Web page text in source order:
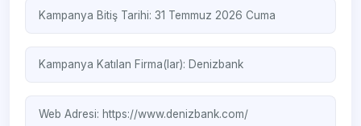
Kampanya Bitiş Tarihi: 31 Temmuz 2026 Cuma
Kampanya Katılan Firma(lar): Denizbank
Web Adresi:https://www.denizbank.com/